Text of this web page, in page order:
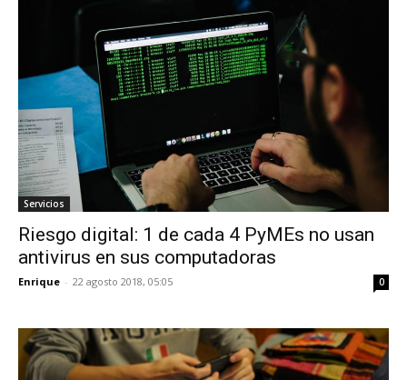
Servicios
Riesgo digital: 1 de cada 4 PyMEs no usan
antivirus en sus computadoras
Enrique - 22 agosto 2018, 05:05 0